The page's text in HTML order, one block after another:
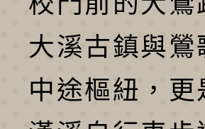
大溪古鎮與
中途樞紐，